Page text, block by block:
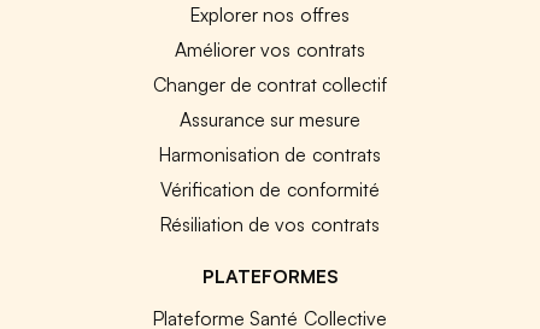
Explorer nos offres
Améliorer vos contrats
Changer de contrat collectif
Assurance sur mesure
Harmonisation de contrats
Vérification de conformité
Résiliation de vos contrats
PLATEFORMES
Plateforme Santé Collective